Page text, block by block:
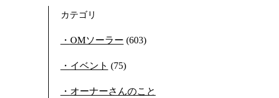
カテゴリ
OMソーラー (603)
イベント (75)
オーナーさんのこと